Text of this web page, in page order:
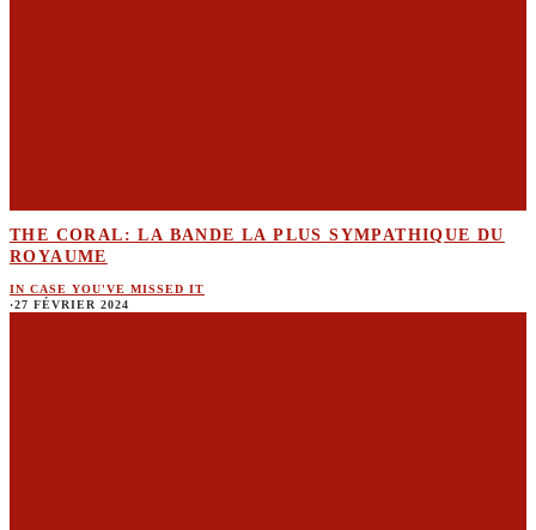
THE CORAL: LA BANDE LA PLUS SYMPATHIQUE DU
ROYAUME
IN CASE YOU'VE MISSED IT
·27 FÉVRIER 2024